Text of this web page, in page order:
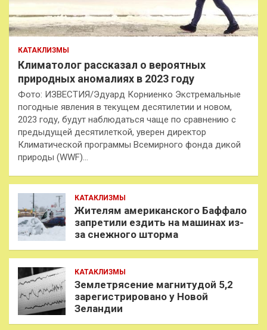
КАТАКЛИЗМЫ
Климатолог рассказал о вероятных
природных аномалиях в 2023 году
Фото: ИЗВЕСТИЯ/Эдуард Корниенко Экстремальные
погодные явления в текущем десятилетии и новом,
2023 году, будут наблюдаться чаще по сравнению с
предыдущей десятилеткой, уверен директор
Климатической программы Всемирного фонда дикой
природы (WWF)…
КАТАКЛИЗМЫ
Жителям американского Баффало
запретили ездить на машинах из-
за снежного шторма
КАТАКЛИЗМЫ
Землетрясение магнитудой 5,2
зарегистрировано у Новой
Зеландии